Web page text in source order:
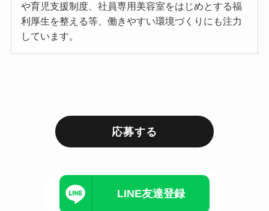
や育児支援制度、社員専用美容室をはじめとする福
利厚生を整える等、働きやすい環境づくりにも注力
しています。
応募する
LINE友達登録